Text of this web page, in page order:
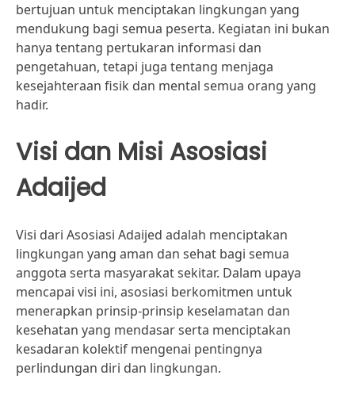
bertujuan untuk menciptakan lingkungan yang
mendukung bagi semua peserta. Kegiatan ini bukan
hanya tentang pertukaran informasi dan
pengetahuan, tetapi juga tentang menjaga
kesejahteraan fisik dan mental semua orang yang
hadir.
Visi dan Misi Asosiasi
Adaijed
Visi dari Asosiasi Adaijed adalah menciptakan
lingkungan yang aman dan sehat bagi semua
anggota serta masyarakat sekitar. Dalam upaya
mencapai visi ini, asosiasi berkomitmen untuk
menerapkan prinsip-prinsip keselamatan dan
kesehatan yang mendasar serta menciptakan
kesadaran kolektif mengenai pentingnya
perlindungan diri dan lingkungan.